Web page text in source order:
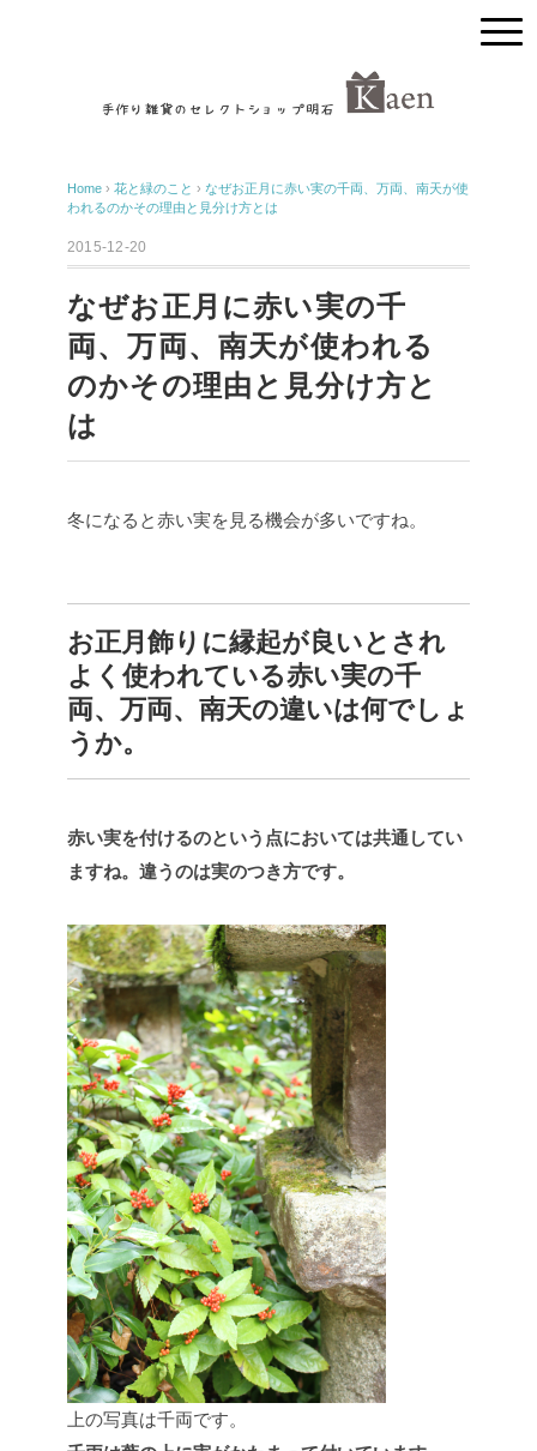
Home › 花と緑のこと › なぜお正月に赤い実の千両、万両、南天が使
われるのかその理由と見分け方とは
2015-12-20
なぜお正月に赤い実の千
両、万両、南天が使われる
のかその理由と見分け方と
は
冬になると赤い実を見る機会が多いですね。
お正月飾りに縁起が良いとされ
よく使われている赤い実の千
両、万両、南天の違いは何でしょ
うか。
赤い実を付けるのという点においては共通してい
ますね。違うのは実のつき方です。
上の写真は千両です。